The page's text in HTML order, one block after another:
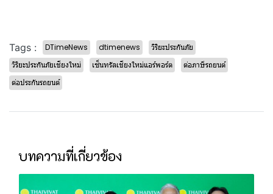
Tags : DTimeNews dtimenews
วิริยะประกันภัย
วิริยะประกันภัยเชียงใหม่
เซ็นทรัลเชียงใหม่แอร์พอร์ต
ต่อภาษีรถยนต์
ต่อประกันรถยนต์
บทความที่เกี่ยวข้อง